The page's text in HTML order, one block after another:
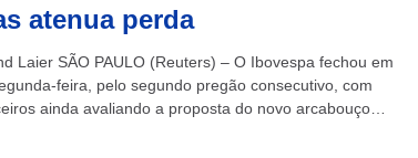
atenua perda
Laier SÃO PAULO (Reuters) – O Ibovespa fechou em
feira, pelo segundo pregão consecutivo, com
ainda avaliando a proposta do novo arcabouço